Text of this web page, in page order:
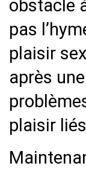
obstacle
pas
plaisir
après
plaisir